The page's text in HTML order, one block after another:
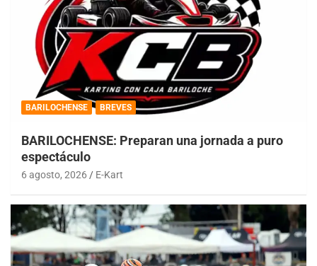
BARILOCHENSE BREVES
BARILOCHENSE: Preparan una jornada a puro
espectáculo
6 agosto, 2026 E-Kart